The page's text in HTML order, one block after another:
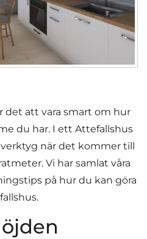
det att vara smart om hur
du har. I ett Attefallshus
när det kommer till
Vi har samlat våra
på hur du kan göra